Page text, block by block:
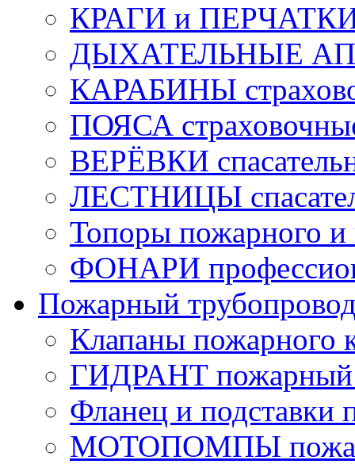
КРАГИ и ПЕРЧАТКИ
ДЫХАТЕЛЬНЫЕ
КАРАБИНЫ
ПОЯСА
ВЕРЁВКИ
ЛЕСТНИЦЫ
Топоры пожарного и
ФОНАРИ
Пожарный
Клапаны пожарного
ГИДРАНТ пожарный
Фланец и подставки
МОТОПОМПЫ